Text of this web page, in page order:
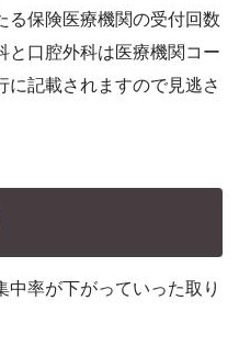
る保険医療機関の受付回数
と口腔外科は医療機関コー
に記載されますので見逃さ
率が下がっていった取り